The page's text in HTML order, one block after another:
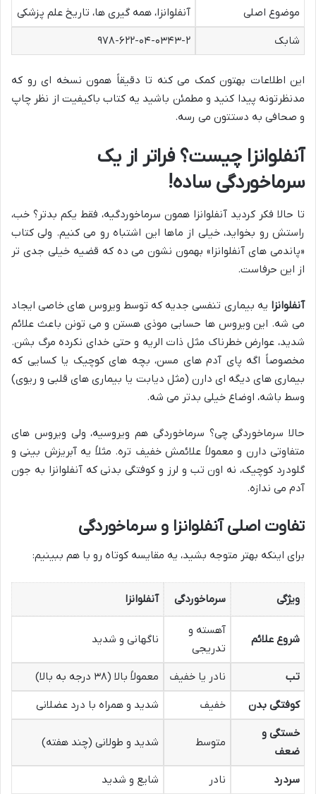
موضوع اصلی
آنفلوانزا، همه گیری ها، تاریخ علم پزشکی
شابک
۹۷۸-۶۲۲-۰۴-۰۳۴۳-۲
این اطلاعات بهتون کمک می کنه تا دقیقاً همون نسخه ای رو که
مدنظرتونه پیدا کنید و مطمئن باشید یه کتاب باکیفیت از نظر چاپ
و صحافی به دستتون می رسه.
آنفلوانزا چیست؟ فراتر از یک
سرماخوردگی ساده!
تا حالا فکر کردید آنفلوانزا همون سرماخوردگیه، فقط یکم بدتر؟ خب،
راستش رو بخواید، خیلی از ماها این اشتباه رو می کنیم. ولی کتاب
«پاندمی های آنفلوانزا» بهمون نشون می ده که قضیه خیلی جدی تر
از این حرفاست.
آنفلوانزا یه بیماری تنفسی جدیه که توسط ویروس های خاصی ایجاد
می شه. این ویروس ها حسابی موذی هستن و می تونن باعث علائم
شدید، عوارض خطرناک مثل ذات الریه و حتی خدای نکرده مرگ بشن.
مخصوصاً اگه پای آدم های مسن، بچه های کوچیک یا کسایی که
بیماری های دیگه ای دارن (مثل دیابت یا بیماری های قلبی و ریوی)
وسط باشه، اوضاع خیلی بدتر می شه.
حالا سرماخوردگی چی؟ سرماخوردگی هم ویروسیه، ولی ویروس های
متفاوتی دارن و معمولاً علائمش خفیف تره. مثلاً یه آبریزش بینی و
گلودرد کوچیک، نه اون تب و لرز و کوفتگی بدنی که آنفلوانزا به جون
آدم می ندازه.
تفاوت اصلی آنفلوانزا و سرماخوردگی
برای اینکه بهتر متوجه بشید، یه مقایسه کوتاه رو با هم ببینیم:
ویژگی سرماخوردگی آنفلوانزا
شروع علائم
آهسته و
تدریجی
ناگهانی و شدید
تب نادر یا خفیف
معمولاً بالا (۳۸ درجه به بالا)
کوفتگی بدن
خفیف
شدید و همراه با درد عضلانی
خستگی و
ضعف
متوسط شدید و طولانی (چند هفته)
سردرد نادر شایع و شدید